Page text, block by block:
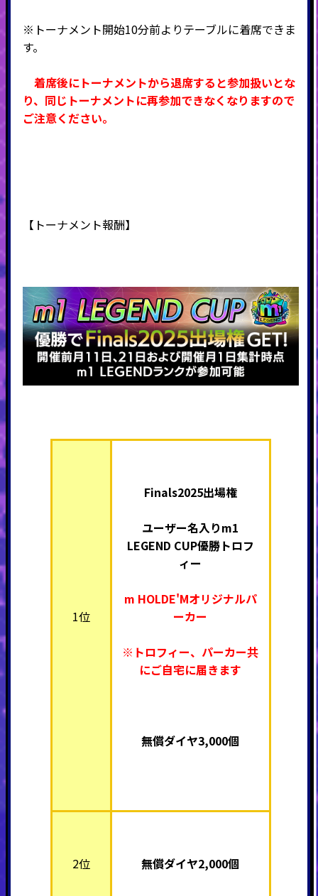
※トーナメント開始10分前よりテーブルに着席できま
す。
着席後にトーナメントから退席すると参加扱いとな
り、同じトーナメントに再参加できなくなりますので
ご注意ください。
【 トーナメント報酬】
1位
Finals2025出場権
ユーザー名入りm1
LEGEND CUP優勝トロフ
ィー
m HOLDE'Mオリジナルパ
ーカー
※トロフィー、パーカー共
にご自宅に届きます
無償ダイヤ3,000個
2位 無償ダイヤ2,000個